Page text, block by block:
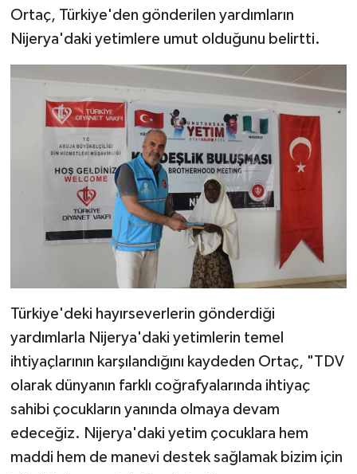
Ortaç, Türkiye'den gönderilen yardımların
Nijerya'daki yetimlere umut olduğunu belirtti.
Türkiye'deki hayırseverlerin gönderdiği
yardımlarla Nijerya'daki yetimlerin temel
ihtiyaçlarının karşılandığını kaydeden Ortaç, "TDV
olarak dünyanın farklı coğrafyalarında ihtiyaç
sahibi çocukların yanında olmaya devam
edeceğiz. Nijerya'daki yetim çocuklara hem
maddi hem de manevi destek sağlamak bizim için
Çorum Müftülüğü
Denizli Müftülüğü
Diyarbakır Müftülüğü
Düzce Müftülüğü
Edirne Müftülüğü
Elazığ Müftülüğü
Erzincan Müftülüğü
Erzurum Müftülüğü
Eskişehir Müftülüğü
Gaziantep Müftülüğü
Giresun Müftülüğü
Biyografiler
Diyanet TV
İhtida Haberleri
YAŞAM